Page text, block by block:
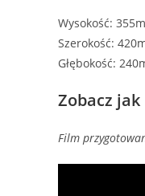
Wysokość:
Szerokość:
Głębokość:
Zobacz
Film